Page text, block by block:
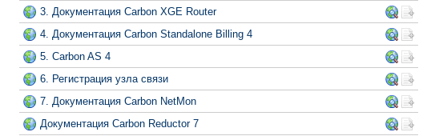
3. Документация Carbon XGE Router
4. Документация Carbon Standalone Billing 4
5. Carbon AS 4
6. Регистрация узла связи
7. Документация Carbon NetMon
Документация Carbon Reductor 7